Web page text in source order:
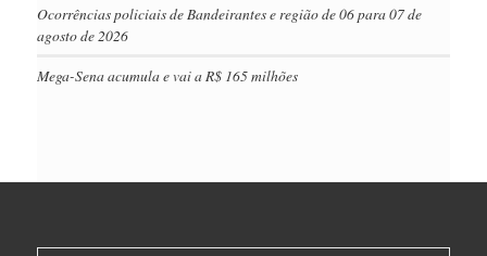
Ocorrências policiais de Bandeirantes e região de 06 para 07 de
agosto de 2026
Mega-Sena acumula e vai a R$ 165 milhões